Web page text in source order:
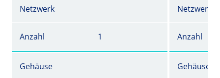
Netzwerk Netzwerk
Anzahl 1 Anzahl
Gehäuse Gehäuse